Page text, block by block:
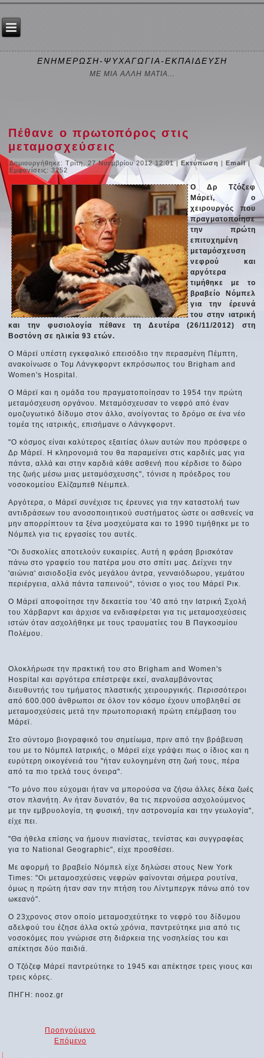
ΕΝΗΜΕΡΩΣΗ-ΨΥΧΑΓΩΓΙΑ-ΕΚΠΑΙΔΕΥΣΗ
ΜΕ ΜΙΑ ΑΛΛΗ ΜΑΤΙΑ...
Πέθανε ο πρωτοπόρος στις
μεταμοσχεύσεις
Δημιουργήθηκε: Τρίτη, 27 Νοεμβρίου 2012 12:01|Εκτύπωση |Email|
Εμφανίσεις: 3252
Ο Δρ Τζόζεφ
Μάρεϊ, ο
χειρουργός που
πραγματοποίησε
την πρώτη
επιτυχημένη
μεταμόσχευση
νεφρού και
αργότερα
τιμήθηκε με το
βραβείο Νόμπελ
για την έρευνά
του στην ιατρική
και την φυσιολογία πέθανε τη Δευτέρα (26/11/2012) στη
Βοστόνη σε ηλικία 93 ετών.
Ο Μάρεϊ υπέστη εγκεφαλικό επεισόδιο την περασμένη Πέμπτη,
ανακοίνωσε ο Τομ Λάνγκφορντ εκπρόσωπος του Brigham and
Women's Hospital.
Ο Μάρεϊ και η ομάδα του πραγματοποίησαν το 1954 την πρώτη
μεταμόσχευση οργάνου. Μεταμόσχευσαν το νεφρό από έναν
ομοζυγωτικό δίδυμο στον άλλο, ανοίγοντας το δρόμο σε ένα νέο
τομέα της ιατρικής, επισήμανε ο Λάνγκφορντ.
"Ο κόσμος είναι καλύτερος εξαιτίας όλων αυτών που πρόσφερε ο
Δρ Μάρεϊ. Η κληρονομιά του θα παραμείνει στις καρδιές μας για
πάντα, αλλά και στην καρδιά κάθε ασθενή που κέρδισε το δώρο
της ζωής μέσω μιας μεταμόσχευσης", τόνισε η πρόεδρος του
νοσοκομείου Ελίζαμπεθ Νέιμπελ.
Αργότερα, ο Μάρεϊ συνέχισε τις έρευνες για την καταστολή των
αντιδράσεων του ανοσοποιητικού συστήματος ώστε οι ασθενείς να
μην απορρίπτουν τα ξένα μοσχεύματα και το 1990 τιμήθηκε με το
Νόμπελ για τις εργασίες του αυτές.
"Οι δυσκολίες αποτελούν ευκαιρίες. Αυτή η φράση βρισκόταν
πάνω στο γραφείο του πατέρα μου στο σπίτι μας. Δείχνει την
'αιώνια' αισιοδοξία ενός μεγάλου άντρα, γενναιόδωρου, γεμάτου
περιέργεια, αλλά πάντα ταπεινού", τόνισε ο γιος του Μάρεϊ Ρικ.
Ο Μάρεϊ αποφοίτησε την δεκαετία του '40 από την Ιατρική Σχολή
του Χάρβαρντ και άρχισε να ενδιαφέρεται για τις μεταμοσχεύσεις
ιστών όταν ασχολήθηκε με τους τραυματίες του Β Παγκοσμίου
Πολέμου.
Ολοκλήρωσε την πρακτική του στο Brigham and Women's
Hospital και αργότερα επέστρεψε εκεί, αναλαμβάνοντας
διευθυντής του τμήματος πλαστικής χειρουργικής. Περισσότεροι
από 600.000 άνθρωποι σε όλον τον κόσμο έχουν υποβληθεί σε
μεταμοσχεύσεις μετά την πρωτοποριακή πρώτη επέμβαση του
Μάρεϊ.
Στο σύντομο βιογραφικό του σημείωμα, πριν από την βράβευση
του με το Νόμπελ Ιατρικής, ο Μάρεϊ είχε γράψει πως ο ίδιος και η
ευρύτερη οικογένειά του "ήταν ευλογημένη στη ζωή τους, πέρα
από τα πιο τρελά τους όνειρα".
"Το μόνο που εύχομαι ήταν να μπορούσα να ζήσω άλλες δέκα ζωές
στον πλανήτη. Αν ήταν δυνατόν, θα τις περνούσα ασχολούμενος
με την εμβρυολογία, τη φυσική, την αστρονομία και την γεωλογία",
είχε πει.
"Θα ήθελα επίσης να ήμουν πιανίστας, τενίστας και συγγραφέας
για το National Geographic", είχε προσθέσει.
Με αφορμή το βραβείο Νόμπελ είχε δηλώσει στους New York
Times: "Οι μεταμοσχεύσεις νεφρών φαίνονται σήμερα ρουτίνα,
όμως η πρώτη ήταν σαν την πτήση του Λίντμπεργκ πάνω από τον
ωκεανό".
Ο 23χρονος στον οποίο μεταμοσχεύτηκε το νεφρό του δίδυμου
αδελφού του έζησε άλλα οκτώ χρόνια, παντρεύτηκε μια από τις
νοσοκόμες που γνώρισε στη διάρκεια της νοσηλείας του και
απέκτησε δύο παιδιά.
Ο Τζόζεφ Μάρεϊ παντρεύτηκε το 1945 και απέκτησε τρεις γιους και
τρεις κόρες.
ΠΗΓΗ: nooz.gr
Προηγούμενο
Επόμενο